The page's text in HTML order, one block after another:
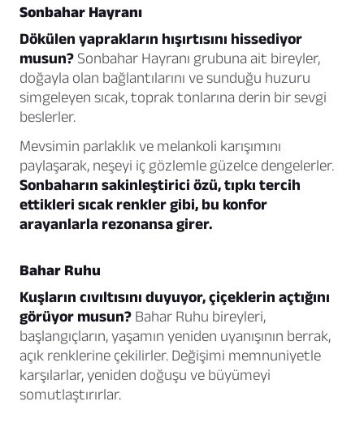
Sonbahar Hayranı
Dökülen yaprakların hışırtısını hissediyor
musun? Sonbahar Hayranı grubuna ait bireyler,
doğayla olan bağlantılarını ve sunduğu huzuru
simgeleyen sıcak, toprak tonlarına derin bir sevgi
beslerler.
Mevsimin parlaklık ve melankoli karışımını
paylaşarak, neşeyi iç gözlemle güzelce dengelerler.
Sonbaharın sakinleştirici özü, tıpkı tercih
ettikleri sıcak renkler gibi, bu konfor
arayanlarla rezonansa girer.
Bahar Ruhu
Kuşların cıvıltısını duyuyor, çiçeklerin açtığını
görüyor musun? Bahar Ruhu bireyleri,
başlangıçların, yaşamın yeniden uyanışının berrak,
açık renklerine çekilirler. Değişimi memnuniyetle
karşılarlar, yeniden doğuşu ve büyümeyi
somutlaştırırlar.